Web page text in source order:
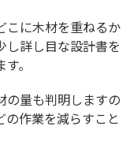
こに木材を重ねるか
し詳し目な設計書を
。
の量も判明しますの
作業を減らすこと